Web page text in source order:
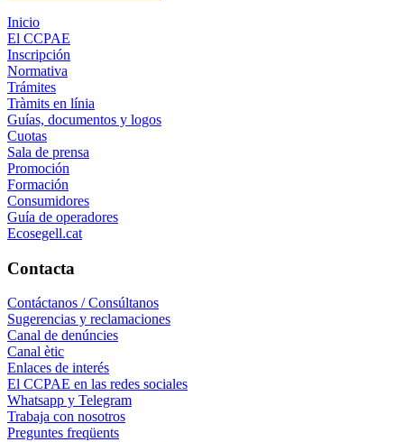
Inicio
El CCPAE
Inscripción
Normativa
Trámites
Tràmits en línia
Guías, documentos y logos
Cuotas
Sala de prensa
Promoción
Formación
Consumidores
Guía de operadores
Ecosegell.cat
Contacta
Contáctanos / Consúltanos
Sugerencias y reclamaciones
Canal de denúncies
Canal ètic
Enlaces de interés
El CCPAE en las redes sociales
Whatsapp y Telegram
Trabaja con nosotros
Preguntes freqüents